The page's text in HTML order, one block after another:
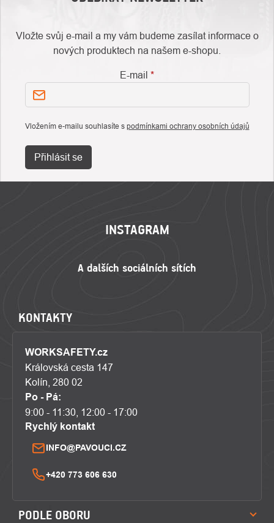
Vložte svůj e-mail a my vám budeme zasílat informace o
nových produktech na našem e-shopu.
E-mail
Vložením e-mailu souhlasíte s podmínkami ochrany osobních údajů
Přihlásit se
INSTAGRAM
KONTAKTY
WORKSAFETY.cz
Královská cesta 147
Kolín, 280 02
Po - Pá:
9:00 - 11:30, 12:00 - 17:00
Rychlý kontakt
INFO@PAVOUCI.CZ
+420 773 606 630
PODLE OBORU